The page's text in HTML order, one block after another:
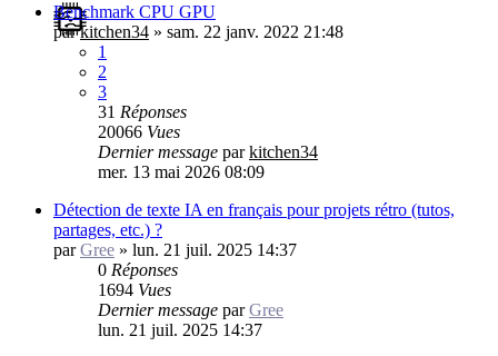
Benchmark CPU GPU
parkitchen34 » sam. 22 janv. 2022 21:48
1
2
3
31 Réponses
20066 Vues
Dernier message parkitchen34
mer. 13 mai 2026 08:09
Détection de texte IA en français pour projets rétro (tutos,
partages, etc.) ?
parGree » lun. 21 juil. 2025 14:37
0 Réponses
1694 Vues
Dernier message parGree
lun. 21 juil. 2025 14:37